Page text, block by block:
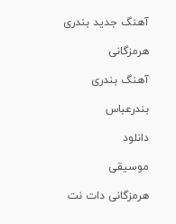
آهنگ جدید بندری
هرمزگانی
آهنگ بندری
بندرعباس
دانلود
موسیقی
هرمزگانی دات نت